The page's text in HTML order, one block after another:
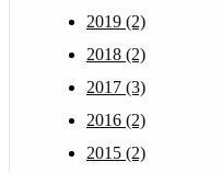
2019 (2)
2018 (2)
2017 (3)
2016 (2)
2015 (2)